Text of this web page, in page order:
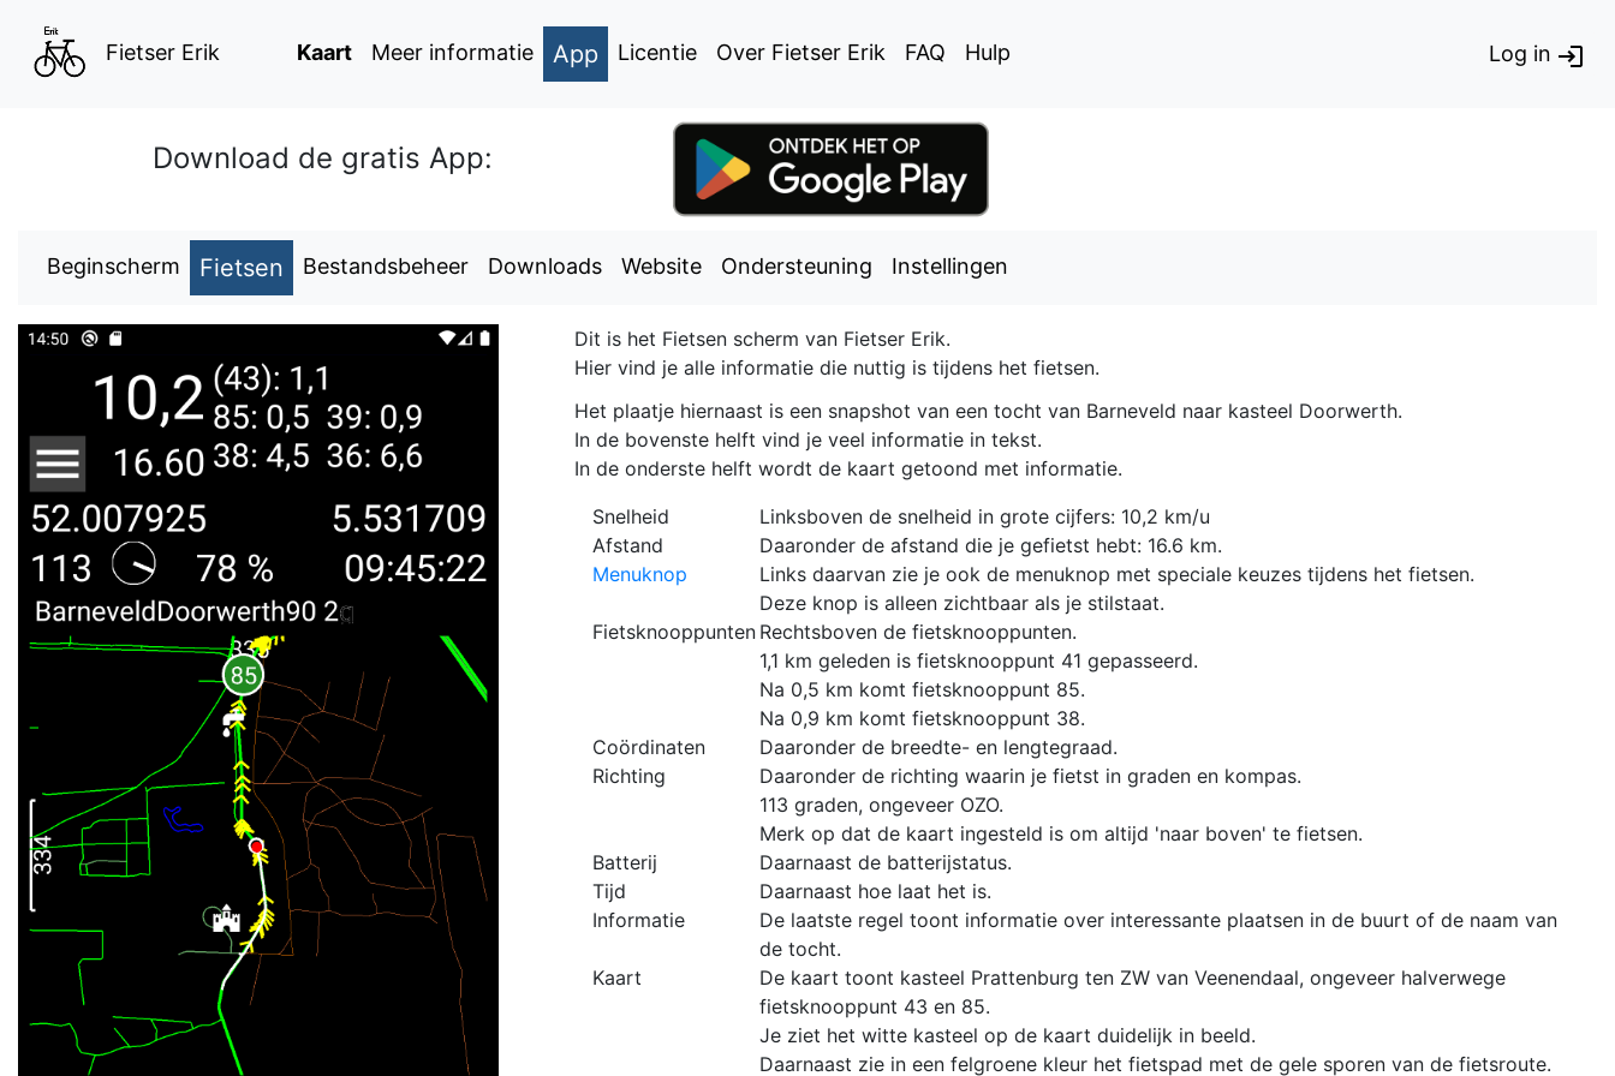
Fietser Erik Kaart Meer informatie App Licentie Over Fietser Erik FAQ Hulp Log in
Download de gratis App:
Beginscherm Fietsen Bestandsbeheer Downloads Website Ondersteuning Instellingen
Dit is het Fietsen scherm van Fietser Erik.
Hier vind je alle informatie die nuttig is tijdens het fietsen.
Het plaatje hiernaast is een snapshot van een tocht van Barneveld naar kasteel Doorwerth.
In de bovenste helft vind je veel informatie in tekst.
In de onderste helft wordt de kaart getoond met informatie.
Snelheid
Linksboven de snelheid in grote cijfers: 10,2 km/u
Afstand
Daaronder de afstand die je gefietst hebt: 16.6 km.
Menuknop
Links daarvan zie je ook de menuknop met speciale keuzes tijdens het fietsen.
Deze knop is alleen zichtbaar als je stilstaat.
Fietsknooppunten Rechtsboven de fietsknooppunten.
1,1 km geleden is fietsknooppunt 41 gepasseerd.
Na 0,5 km komt fietsknooppunt 85.
Na 0,9 km komt fietsknooppunt 38.
Coördinaten
Daaronder de breedte- en lengtegraad.
Richting
Daaronder de richting waarin je fietst in graden en kompas.
113 graden, ongeveer OZO.
Merk op dat de kaart ingesteld is om altijd 'naar boven' te fietsen.
Batterij
Daarnaast de batterijstatus.
Tijd
Daarnaast hoe laat het is.
Informatie
De laatste regel toont informatie over interessante plaatsen in de buurt of de naam van
de tocht.
Kaart
De kaart toont kasteel Prattenburg ten ZW van Veenendaal, ongeveer halverwege
fietsknooppunt 43 en 85.
Je ziet het witte kasteel op de kaart duidelijk in beeld.
Daarnaast zie in een felgroene kleur het fietspad met de gele sporen van de fietsroute.